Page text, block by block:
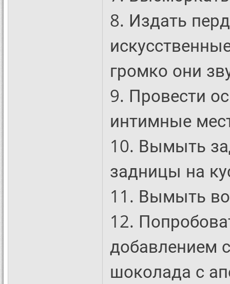
8. Издать
громко они
9. Провести
интимные
10. Вымыть
задницы на
11. Вымыть
12.
добавлением
шоколада с